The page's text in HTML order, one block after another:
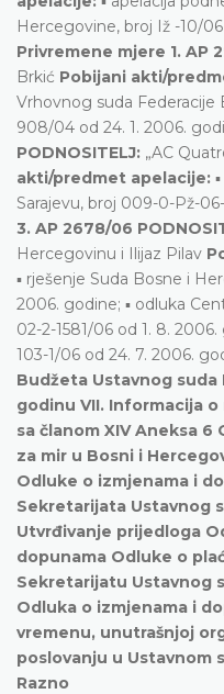
Hercegovine, broj Iž -10/
Privremene mjere 1. AP
Brkić Pobijani akti/
Vrhovnog suda
908/04 od 24. 1. 2006.
PODNOSITELJ: „AC
akti/predmet apelacije:
Sarajevu, broj 009-0-Pž-
3. AP 2678/06
Hercegovinu i Ilijaz Pilav
▪ rješenje Suda Bosne i
2006. godine; ▪ odluka
02-2-1581/06 od 1. 8.
103-1/06 od 24. 7. 2006.
Budžeta Ustavnog
godinu VII. Informacija
sa članom XIV Aneksa
za mir u Bosni i
Odluke o izmjenama i
Sekretarijata Ustavnog
Utvrđivanje prijedloga
dopunama Odluke o
Sekretarijatu Ustavnog
Odluka o izmjenama i
vremenu, unutrašnjoj
poslovanju u Ustavnom
Razno